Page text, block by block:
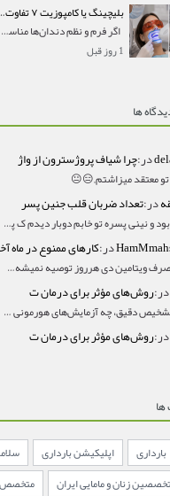
بلیچینگ یا کامپوزیت
اگر فرم و نظم دندان‌ها مناسب است و مشکل
1 روز قبل
ها
در:چرا شیاف پروژسترون از واژ
معتقد میزاشتم,,😑😐
در:تعداد ضربان قلب جنین پسر
مال من ۱۶۸بود و نینی پسره تو خابم دوبار دیدم ک پسره
در:کارهای ممنوع در ماه
سلام مگه مصرف ویتامین دی هرروز توصیه نمیشه؟درمقاله میگه
در:روش‌های مؤثر برای درمان ت
سلام برای تشخیص دقیق، چه آزمایش‌های هورمونی و چه سونوگر
در:روش‌های مؤثر برای درمان ت
بارداری اپلیکیشن بارداری
زنان و مامایی ایران
متخصص